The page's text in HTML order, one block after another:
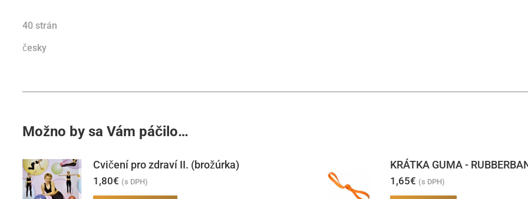
40 strán
česky
Možno by sa Vám páčilo…
Cvičení pro zdraví II. (brožúrka)
1,80€ (s DPH)
KRÁTKA GUMA -
1,65€ (s DPH)